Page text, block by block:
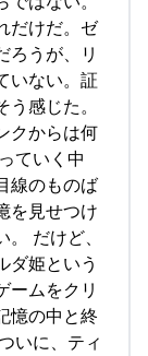
だけだ。ゼ
ろうが、リ
いない。証
感じた。
クからは何
ていく中
線のものば
を見せつけ
だけど、
ダ姫という
ームをクリ
憶の中と終
いに、ティ